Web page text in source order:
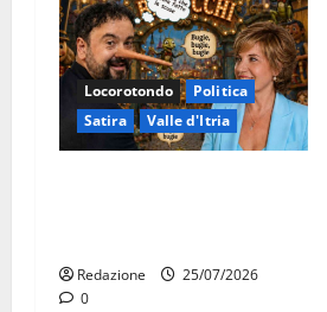
Locorotondo
Politica
Satira
Valle d'Itria
Redazione
25/07/2026
0